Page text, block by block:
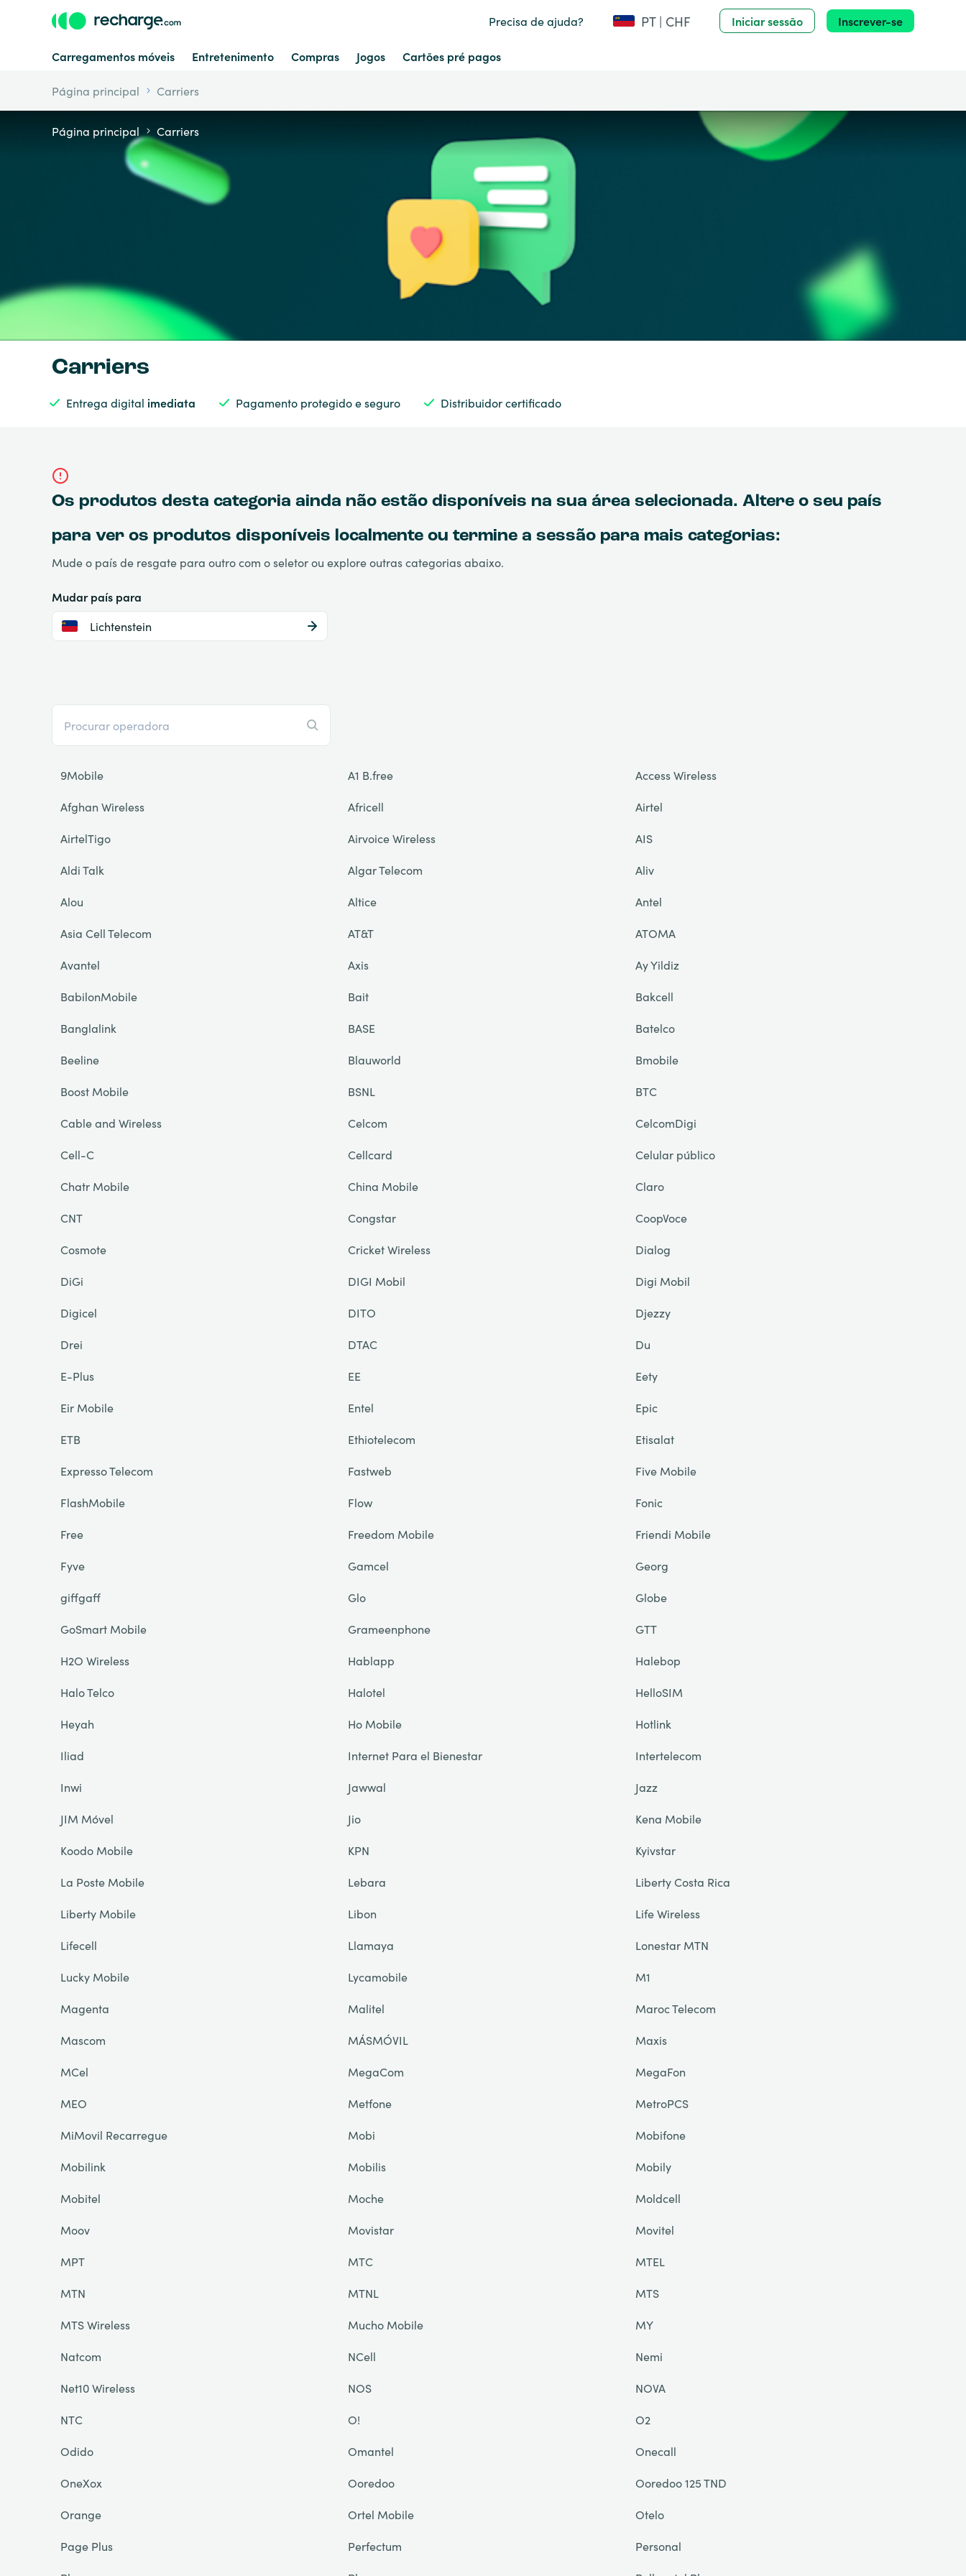
Precisa de ajuda? PT | CHF Iniciar sessão Inscrever-se
Carregamentos móveis Entretenimento Compras Jogos Cartões pré pagos
Página principal Carriers
Página principal Carriers
Carriers
Entrega digital imediata Pagamento protegido e seguro Distribuidor certificado
Os produtos desta categoria ainda não estão disponíveis na sua área selecionada. Altere o seu país
para ver os produtos disponíveis localmente ou termine a sessão para mais categorias:
Mude o país de resgate para outro com o seletor ou explore outras categorias abaixo.
Mudar país para
Lichtenstein
9Mobile A1 B.free
Access Wireless
Afghan Wireless
Africell
Airtel
AirtelTigo
Airvoice Wireless
AIS
Aldi Talk
Algar Telecom
Aliv
Alou
Altice
Antel
Asia Cell Telecom
AT&T
ATOMA
Avantel
Axis
Ay Yildiz
BabilonMobile
Bait
Bakcell
Banglalink
BASE
Batelco
Beeline
Blauworld
Bmobile
Boost Mobile
BSNL
BTC
Cable and Wireless
Celcom
CelcomDigi
Cell-C
Cellcard
Celular público
Chatr Mobile
China Mobile
Claro
CNT
Congstar
CoopVoce
Cosmote
Cricket Wireless
Dialog
DiGi
DIGI Mobil
Digi Mobil
Digicel
DITO
Djezzy
Drei
DTAC
Du
E-Plus
EE
Eety
Eir Mobile
Entel
Epic
ETB
Ethiotelecom
Etisalat
Expresso Telecom
Fastweb
Five Mobile
FlashMobile
Flow
Fonic
Free
Freedom Mobile
Friendi Mobile
Fyve
Gamcel
Georg
giffgaff
Glo
Globe
GoSmart Mobile
Grameenphone
GTT
H2O Wireless
Hablapp
Halebop
Halo Telco
Halotel
HelloSIM
Heyah
Ho Mobile
Hotlink
Iliad
Internet Para el Bienestar
Intertelecom
Inwi
Jawwal
Jazz
JIM Móvel
Jio
Kena Mobile
Koodo Mobile
KPN
Kyivstar
La Poste Mobile
Lebara
Liberty Costa Rica
Liberty Mobile
Libon
Life Wireless
Lifecell
Llamaya
Lonestar MTN
Lucky Mobile
Lycamobile
M1
Magenta
Malitel
Maroc Telecom
Mascom
MÁSMÓVIL
Maxis
MCel
MegaCom
MegaFon
MEO
Metfone
MetroPCS
MiMovil Recarregue
Mobi
Mobifone
Mobilink
Mobilis
Mobily
Mobitel
Moche
Moldcell
Moov
Movistar
Movitel
MPT
MTC
MTEL
MTN
MTNL
MTS
MTS Wireless
Mucho Mobile
MY
Natcom
NCell
Nemi
Net10 Wireless
NOS
NOVA
NTC
O!
O2
Odido
Omantel
Onecall
OneXox
Ooredoo
Ooredoo 125 TND
Orange
Ortel Mobile
Otelo
Page Plus
Perfectum
Personal